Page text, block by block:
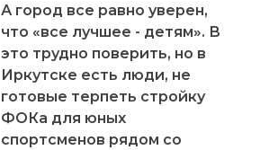
А город все равно уверен,
что «все лучшее - детям». В
это трудно поверить, но в
Иркутске есть люди, не
готовые терпеть стройку
ФОКа для юных
спортсменов рядом со